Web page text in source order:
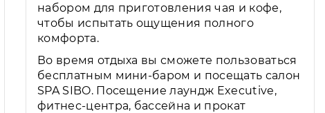
набором для приготовления чая и кофе,
чтобы испытать ощущения полного
комфорта.
Во время отдыха вы сможете пользоваться
бесплатным мини-баром и посещать салон
SPA SIBO. Посещение лаундж Executive,
фитнес-центра, бассейна и прокат